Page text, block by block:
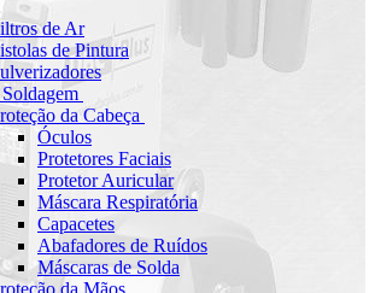
de Ar
de Pintura
da Cabeça
Óculos
Protetores Faciais
Protetor Auricular
Máscara Respiratória
Capacetes
Abafadores de Ruídos
Máscaras de Solda